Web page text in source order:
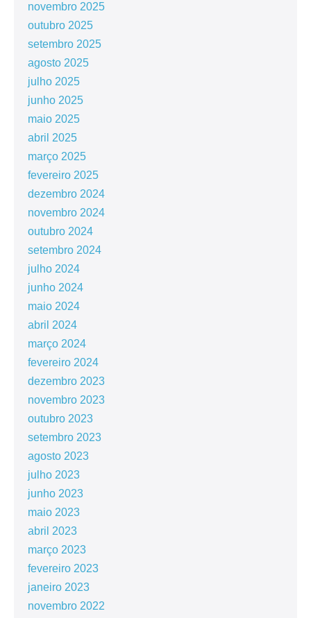
novembro 2025
outubro 2025
setembro 2025
agosto 2025
julho 2025
junho 2025
maio 2025
abril 2025
março 2025
fevereiro 2025
dezembro 2024
novembro 2024
outubro 2024
setembro 2024
julho 2024
junho 2024
maio 2024
abril 2024
março 2024
fevereiro 2024
dezembro 2023
novembro 2023
outubro 2023
setembro 2023
agosto 2023
julho 2023
junho 2023
maio 2023
abril 2023
março 2023
fevereiro 2023
janeiro 2023
novembro 2022